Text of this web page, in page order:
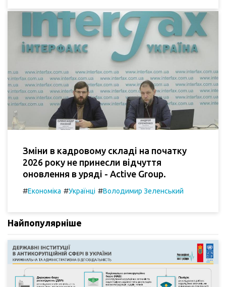
Зміни в кадровому складі на початку
2026 року не принесли відчуття
оновлення в уряді - Active Group.
#Економіка #Українці #Володимир Зеленський
Найпопулярніше